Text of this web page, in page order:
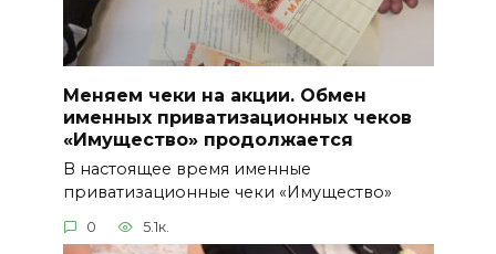
Меняем чеки на акции. Обмен
именных приватизационных чеков
«Имущество» продолжается
В настоящее время именные
приватизационные чеки «Имущество»
0 5.1к.